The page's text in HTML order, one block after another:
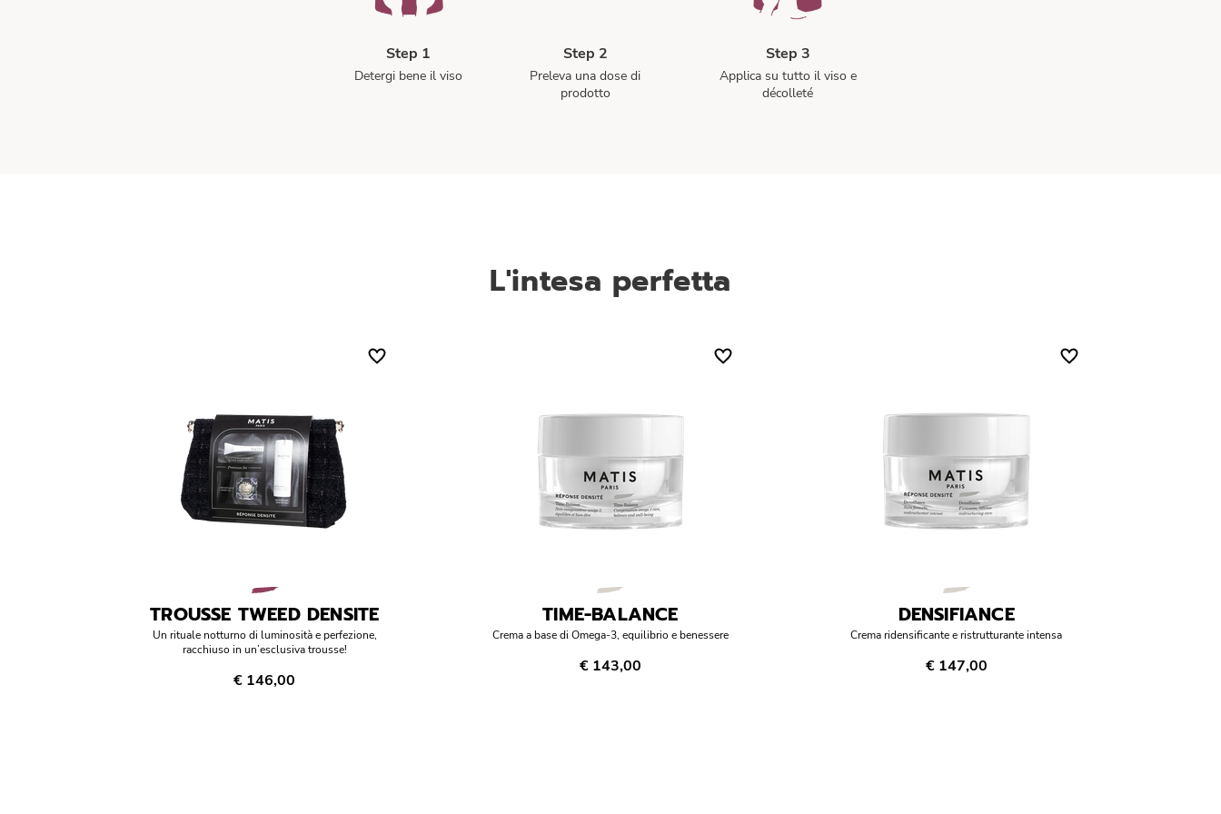
Step 1
Detergi bene il viso
Step 2
Preleva una dose di
prodotto
Step 3
Applica su tutto il viso e
décolleté
L'intesa perfetta
TROUSSE TWEED DENSITE
Un rituale notturno di luminosità e perfezione,
racchiuso in un’esclusiva trousse!
€ 146,00
TIME-BALANCE
Crema a base di Omega-3, equilibrio e benessere
€ 143,00
DENSIFIANCE
Crema ridensificante e ristrutturante intensa
€ 147,00